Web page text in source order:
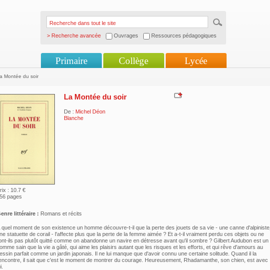
> Recherche avancée Ouvrages Ressources pédagogiques
Primaire Collège Lycée
Montée du soir
: 10.7 €
pages
La Montée du soir
De : Michel Déon
Blanche
littéraire : Romans et récits
quel moment de son existence un homme découvre-t-il que la perte des jouets de sa vie - une canne d'alpiniste,
statuette de corail - l'affecte plus que la perte de la femme aimée ? Et a-t-il vraiment perdu ces objets ou ne
ils pas plutôt quitté comme on abandonne un navire en détresse avant qu'il sombre ? Gilbert Audubon est un
sain que la vie a gâté, qui aime les plaisirs autant que les risques et les efforts, et qui rêve d'amours au
parfait comme un jardin japonais. Il ne lui manque que d'avoir connu une certaine solitude. Quand il la
il sait que c'est le moment de montrer du courage. Heureusement, Rhadamanthe, son chien, est avec